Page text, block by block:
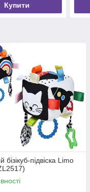
Купити
бізікуб-підвіска Limo